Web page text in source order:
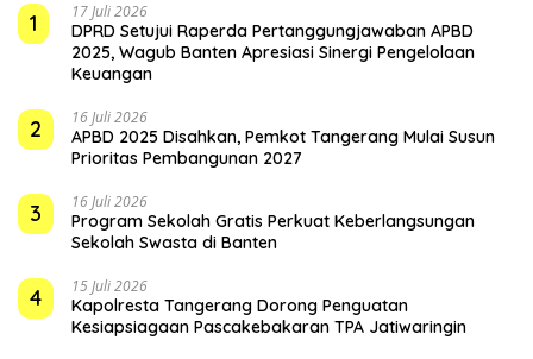
1
17 Juli 2026
DPRD Setujui Raperda Pertanggungjawaban APBD
2025, Wagub Banten Apresiasi Sinergi Pengelolaan
Keuangan
2 16 Juli 2026
APBD 2025 Disahkan, Pemkot Tangerang Mulai Susun
Prioritas Pembangunan 2027
3 16 Juli 2026
Program Sekolah Gratis Perkuat Keberlangsungan
Sekolah Swasta di Banten
4 15 Juli 2026
Kapolresta Tangerang Dorong Penguatan
Kesiapsiagaan Pascakebakaran TPA Jatiwaringin